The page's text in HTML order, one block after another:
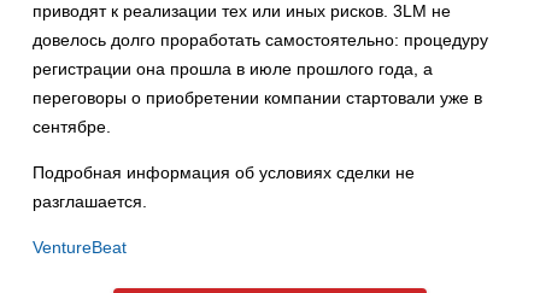
приводят к реализации тех или иных рисков. 3LM не
довелось долго проработать самостоятельно: процедуру
регистрации она прошла в июле прошлого года, а
переговоры о приобретении компании стартовали уже в
сентябре.
Подробная информация об условиях сделки не
разглашается.
VentureBeat